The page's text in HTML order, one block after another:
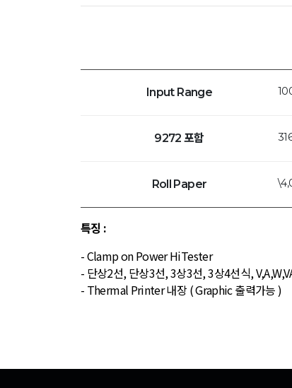
Input Range
9272 포함
Roll Paper
특징 :
- Clamp on Power Hi­Tester
- 단상2선, 단상3선, 3상3선, 3상4선식,
- Thermal Printer 내장 ( Graphic 출력가능 )